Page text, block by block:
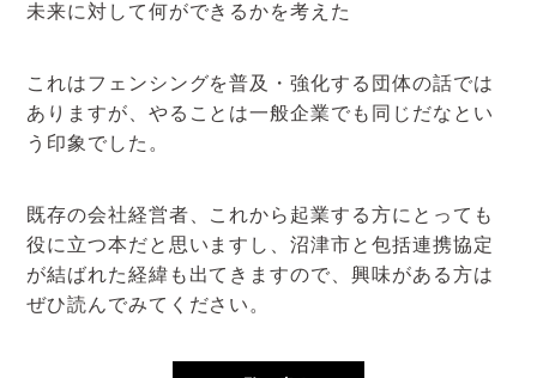
未来に対して何ができるかを考えた
これはフェンシングを普及・強化する団体の話では
ありますが、やることは一般企業でも同じだなとい
う印象でした。
既存の会社経営者、これから起業する方にとっても
役に立つ本だと思いますし、沼津市と包括連携協定
が結ばれた経緯も出てきますので、興味がある方は
ぜひ読んでみてください。